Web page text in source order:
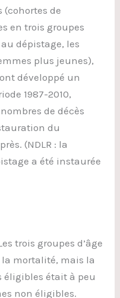
(cohortes de
en trois groupes
dépistage, les
plus jeunes),
développé un
1987-2010,
de décès
du
(NDLR : la
a été instaurée
trois groupes d’âge
mortalité, mais la
était à peu
non éligibles.